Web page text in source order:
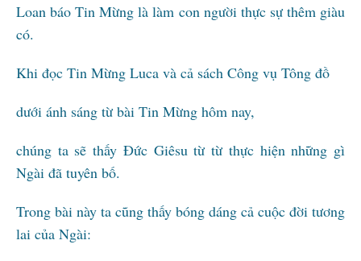
Loan báo Tin Mừng là làm con người thực sự thêm giàu
có.
Khi đọc Tin Mừng Luca và cả sách Công vụ Tông đồ
dưới ánh sáng từ bài Tin Mừng hôm nay,
chúng ta sẽ thấy Đức Giêsu từ từ thực hiện những gì
Ngài đã tuyên bố.
Trong bài này ta cũng thấy bóng dáng cả cuộc đời tương
lai của Ngài: